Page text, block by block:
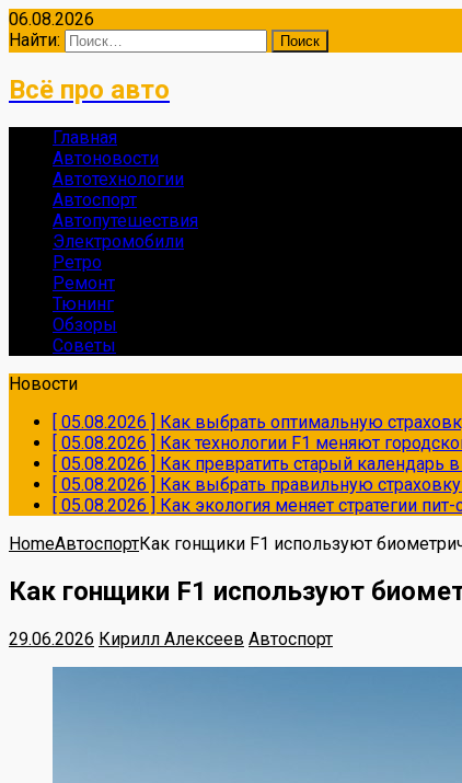
06.08.2026
Найти:
Всё про авто
Главная
Автоновости
Автотехнологии
Автоспорт
Автопутешествия
Электромобили
Ретро
Ремонт
Тюнинг
Обзоры
Советы
Новости
[ 05.08.2026 ] Как выбрать оптимальную
[ 05.08.2026 ] Как технологии F1 меняют
[ 05.08.2026 ] Как превратить старый календарь
[ 05.08.2026 ] Как выбрать правильную
[ 05.08.2026 ] Как экология меняет стратегии
HomeАвтоспортКак гонщики F1 используют
Как гонщики F1 используют
29.06.2026 Кирилл Алексеев Автоспорт